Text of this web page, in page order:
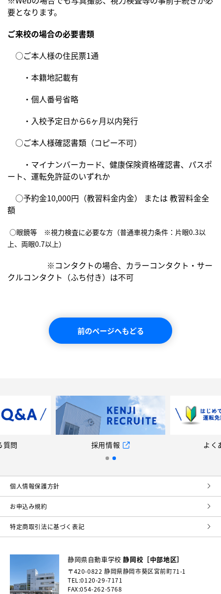
要となります。
ご来校の場合の必要書類
○ご本人様の住民票1通
・本籍地記載有
・個人番号省略
・入校予定日から6ヶ月以内発行
○ご本人様確認書類（コピー不可）
・マイナンバーカード、健康保険資格確認書、パスポ
ート、運転免許証のいずれか
○予約金10,000円（教習料金内金） または 教習料金全
額
○眼鏡等　※視力検査に必要な方（普通車視力条件：片眼0.3以
上、両眼0.7以上）
※コンタクトの場合、カラーコンタクト・サー
クルコンタクト（ふち付き）は不可
前のページへもどる
よくある質問
個⼈情報保護⽅針
お申込み規約
特定商取引法に基づく表記
静岡県自動車学校静岡校［中部地区］
〒420-0822 静岡県静岡市葵区宮前町71-1
TEL:0120-29-7171
FAX:054-262-5768